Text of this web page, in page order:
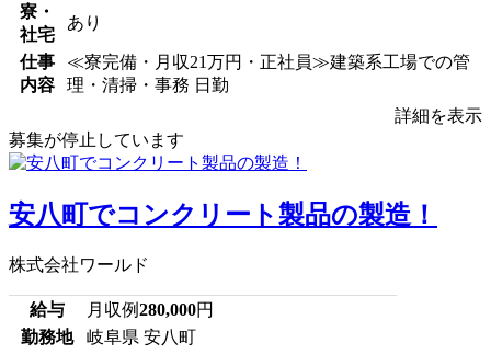
寮・
社宅
あり
仕事
内容
≪寮完備・月収21万円・正社員≫建築系工場での管
理・清掃・事務 日勤
詳細を表示
募集が停止しています
安八町でコンクリート製品の製造！
株式会社ワールド
給与 月収例280,000円
勤務地
岐阜県 安八町